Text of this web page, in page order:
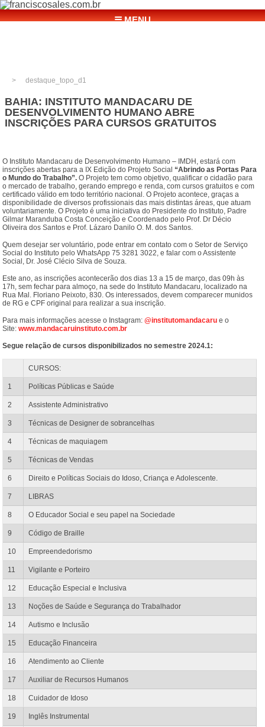
☰ MENU
destaque_topo_d1
BAHIA: INSTITUTO MANDACARU DE
DESENVOLVIMENTO HUMANO ABRE
INSCRIÇÕES PARA CURSOS GRATUITOS
O Instituto Mandacaru de Desenvolvimento Humano – IMDH, estará com
inscrições abertas para a IX Edição do Projeto Social “Abrindo as Portas Para
o Mundo do Trabalho”. O Projeto tem como objetivo, qualificar o cidadão para
o mercado de trabalho, gerando emprego e renda, com cursos gratuitos e com
certificado válido em todo território nacional. O Projeto acontece, graças a
disponibilidade de diversos profissionais das mais distintas áreas, que atuam
voluntariamente. O Projeto é uma iniciativa do Presidente do Instituto, Padre
Gilmar Maranduba Costa Conceição e Coordenado pelo Prof. Dr Décio
Oliveira dos Santos e Prof. Lázaro Danilo O. M. dos Santos.
Quem desejar ser voluntário, pode entrar em contato com o Setor de Serviço
Social do Instituto pelo WhatsApp 75 3281 3022, e falar com o Assistente
Social, Dr. José Clécio Silva de Souza.
Este ano, as inscrições acontecerão dos dias 13 a 15 de março, das 09h às
17h, sem fechar para almoço, na sede do Instituto Mandacaru, localizado na
Rua Mal. Floriano Peixoto, 830. Os interessados, devem comparecer munidos
de RG e CPF original para realizar a sua inscrição.
Para mais informações acesse o Instagram:@institutomandacaru e o
Site:www.mandacaruinstituto.com.br
Segue relação de cursos disponibilizados no semestre 2024.1:
CURSOS:
1 Políticas Públicas e Saúde
2 Assistente Administrativo
3 Técnicas de Designer de sobrancelhas
4 Técnicas de maquiagem
5 Técnicas de Vendas
6 Direito e Políticas Sociais do Idoso, Criança e Adolescente.
7 LIBRAS
8 O Educador Social e seu papel na Sociedade
9 Código de Braille
10 Empreendedorismo
11 Vigilante e Porteiro
12 Educação Especial e Inclusiva
13 Noções de Saúde e Segurança do Trabalhador
14 Autismo e Inclusão
15 Educação Financeira
16 Atendimento ao Cliente
17 Auxiliar de Recursos Humanos
18 Cuidador de Idoso
19 Inglês Instrumental